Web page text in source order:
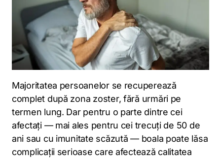
Majoritatea persoanelor se recuperează
complet după zona zoster, fără urmări pe
termen lung. Dar pentru o parte dintre cei
afectați — mai ales pentru cei trecuți de 50 de
ani sau cu imunitate scăzută — boala poate lăsa
complicații serioase care afectează calitatea